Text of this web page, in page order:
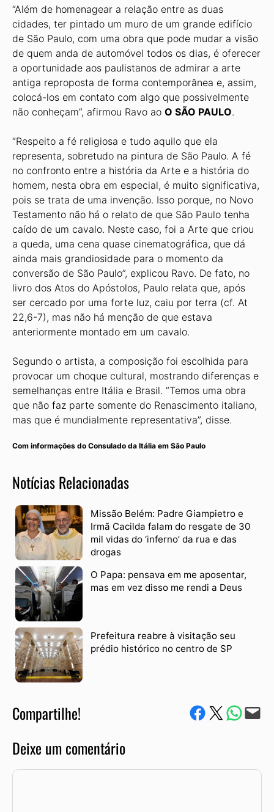
“Além de homenagear a relação entre as duas
cidades, ter pintado um muro de um grande edifício
de São Paulo, com uma obra que pode mudar a visão
de quem anda de automóvel todos os dias, é oferecer
a oportunidade aos paulistanos de admirar a arte
antiga reproposta de forma contemporânea e, assim,
colocá-los em contato com algo que possivelmente
não conheçam”, afirmou Ravo ao O SÃO PAULO.
“Respeito a fé religiosa e tudo aquilo que ela
representa, sobretudo na pintura de São Paulo. A fé
no confronto entre a história da Arte e a história do
homem, nesta obra em especial, é muito significativa,
pois se trata de uma invenção. Isso porque, no Novo
Testamento não há o relato de que São Paulo tenha
caído de um cavalo. Neste caso, foi a Arte que criou
a queda, uma cena quase cinematográfica, que dá
ainda mais grandiosidade para o momento da
conversão de São Paulo”, explicou Ravo. De fato, no
livro dos Atos do Apóstolos, Paulo relata que, após
ser cercado por uma forte luz, caiu por terra (cf. At
22,6-7), mas não há menção de que estava
anteriormente montado em um cavalo.
Segundo o artista, a composição foi escolhida para
provocar um choque cultural, mostrando diferenças e
semelhanças entre Itália e Brasil. “Temos uma obra
que não faz parte somente do Renascimento italiano,
mas que é mundialmente representativa”, disse.
Com informações do Consulado da Itália em São Paulo
Notícias Relacionadas
Missão Belém: Padre Giampietro e
Irmã Cacilda falam do resgate de 30
mil vidas do ‘inferno’ da rua e das
drogas
O Papa: pensava em me aposentar,
mas em vez disso me rendi a Deus
Prefeitura reabre à visitação seu
prédio histórico no centro de SP
Compartilhe! Compartilhe no Facebook
Compartilhe no Twitter
Compartile via
Envie via e-mail
Deixe um comentário
Comentário